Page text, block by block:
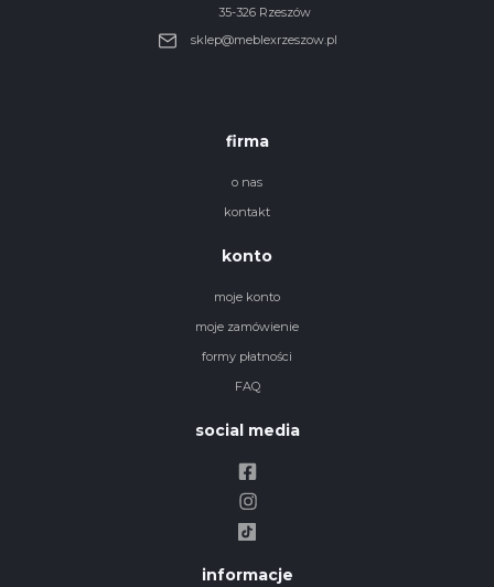
35-326 Rzeszów
sklep@meblexrzeszow.pl
firma
o nas
kontakt
konto
moje konto
moje zamówienie
formy płatności
FAQ
social media
informacje